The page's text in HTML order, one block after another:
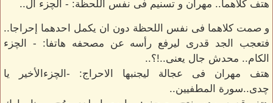
هتف كلاهما.. مهران و تسنيم فى نفس اللحظة: - الچزء ال..
و صمت كلاهما فى نفس اللحظة دون ان يكمل احدهما إحراجا..
فتعجب الجد قدرى ليرفع رأسه عن مصحفه هاتفا: - الچزء
الكام.. محدش جال يعنى..!؟..
هتف مهران فى عجالة ليجنبها الاحراج: -الچزءالأخير يا
چدى..سورة المطفيين..